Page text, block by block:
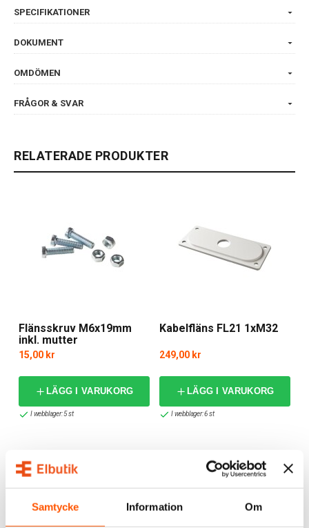
Samtycke Information Om
SPECIFIKATIONER
DOKUMENT
OMDÖMEN
FRÅGOR & SVAR
RELATERADE PRODUKTER
Flänsskruv M6x19mm
inkl. mutter
15,00 kr
LÄGG I VARUKORG
I webblager: 5 st
Kabelfläns FL21 1xM32
249,00 kr
LÄGG I VARUKORG
I webblager: 6 st